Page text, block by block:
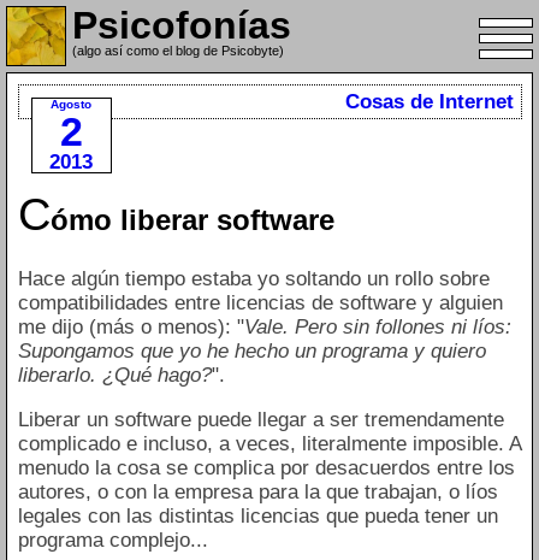
Psicofonías
(algo así como el blog de Psicobyte)
Agosto
2
2013
Cosas de Internet
Cómo liberar software
Hace algún tiempo estaba yo soltando un rollo sobre
compatibilidades entre licencias de software y alguien
me dijo (más o menos): "Vale. Pero sin follones ni líos:
Supongamos que yo he hecho un programa y quiero
liberarlo. ¿Qué hago?".
Liberar un software puede llegar a ser tremendamente
complicado e incluso, a veces, literalmente imposible. A
menudo la cosa se complica por desacuerdos entre los
autores, o con la empresa para la que trabajan, o líos
legales con las distintas licencias que pueda tener un
programa complejo...